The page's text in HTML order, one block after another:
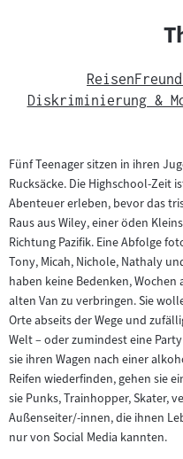
Reisen
Diskriminierung &
Fünf Teenager sitzen in ihren
Rucksäcke. Die Highschool-Zeit
Abenteuer erleben, bevor das
Raus aus Wiley, einer öden
Richtung Pazifik. Eine Abfolge
Tony, Micah, Nichole, Nathaly
haben keine Bedenken,
alten Van zu verbringen. Sie
Orte abseits der Wege und
Welt – oder zumindest eine
sie ihren Wagen nach einer
Reifen wiederfinden, gehen sie
sie Punks, Trainhopper, Skater,
Außenseiter/-innen, die ihnen
nur von Social Media kannten.